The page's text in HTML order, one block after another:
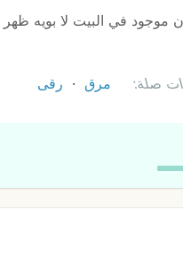
موجود في البيت لا بويه
صلة: مرق رقى